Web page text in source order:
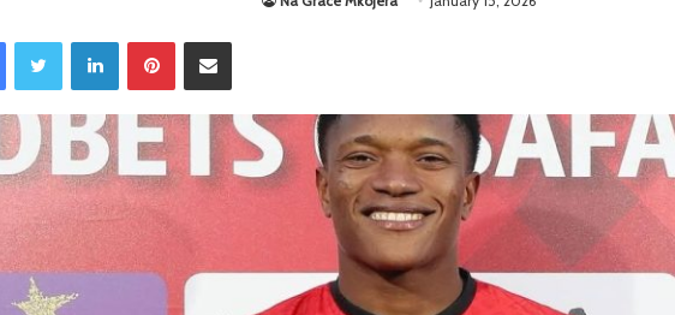
LinkedIn